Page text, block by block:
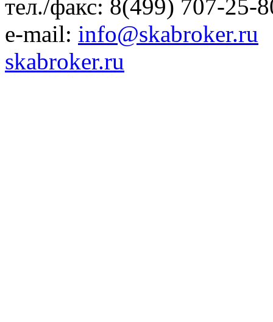
тел./факс: 8(499) 707-25-
e-mail: info@skabroker.ru
skabroker.ru